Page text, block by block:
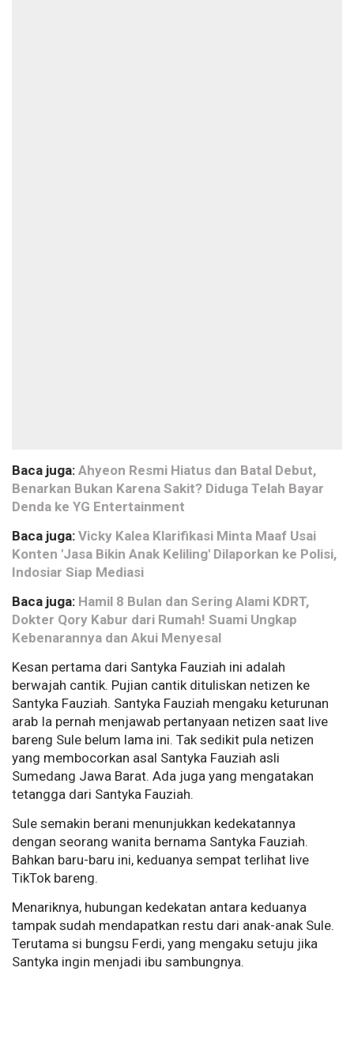
Baca juga: Ahyeon Resmi Hiatus dan Batal Debut,
Benarkan Bukan Karena Sakit? Diduga Telah Bayar
Denda ke YG Entertainment
Baca juga: Vicky Kalea Klarifikasi Minta Maaf Usai
Konten 'Jasa Bikin Anak Keliling' Dilaporkan ke Polisi,
Indosiar Siap Mediasi
Baca juga: Hamil 8 Bulan dan Sering Alami KDRT,
Dokter Qory Kabur dari Rumah! Suami Ungkap
Kebenarannya dan Akui Menyesal
Kesan pertama dari Santyka Fauziah ini adalah
berwajah cantik. Pujian cantik dituliskan netizen ke
Santyka Fauziah. Santyka Fauziah mengaku keturunan
arab Ia pernah menjawab pertanyaan netizen saat live
bareng Sule belum lama ini. Tak sedikit pula netizen
yang membocorkan asal Santyka Fauziah asli
Sumedang Jawa Barat. Ada juga yang mengatakan
tetangga dari Santyka Fauziah.
Sule semakin berani menunjukkan kedekatannya
dengan seorang wanita bernama Santyka Fauziah.
Bahkan baru-baru ini, keduanya sempat terlihat live
TikTok bareng.
Menariknya, hubungan kedekatan antara keduanya
tampak sudah mendapatkan restu dari anak-anak Sule.
Terutama si bungsu Ferdi, yang mengaku setuju jika
Santyka ingin menjadi ibu sambungnya.